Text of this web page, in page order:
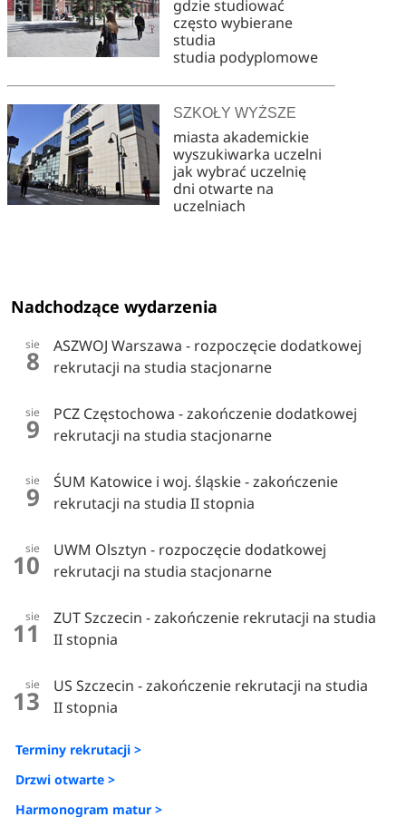
gdzie studiować
często wybierane
studia
studia podyplomowe
SZKOŁY WYŻSZE
miasta akademickie
wyszukiwarka uczelni
jak wybrać uczelnię
dni otwarte na
uczelniach
Nadchodzące wydarzenia
sie
8
ASZWOJ Warszawa - rozpoczęcie dodatkowej
rekrutacji na studia stacjonarne
sie
9
PCZ Częstochowa - zakończenie dodatkowej
rekrutacji na studia stacjonarne
sie
9
ŚUM Katowice i woj. śląskie - zakończenie
rekrutacji na studia II stopnia
sie
10
UWM Olsztyn - rozpoczęcie dodatkowej
rekrutacji na studia stacjonarne
sie
11
ZUT Szczecin - zakończenie rekrutacji na studia
II stopnia
sie
13
US Szczecin - zakończenie rekrutacji na studia
II stopnia
Terminy rekrutacji >
Drzwi otwarte >
Harmonogram matur >